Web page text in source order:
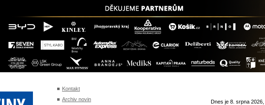
Kontakt
Archiv novin
Dnes je 8. srpna 2026,